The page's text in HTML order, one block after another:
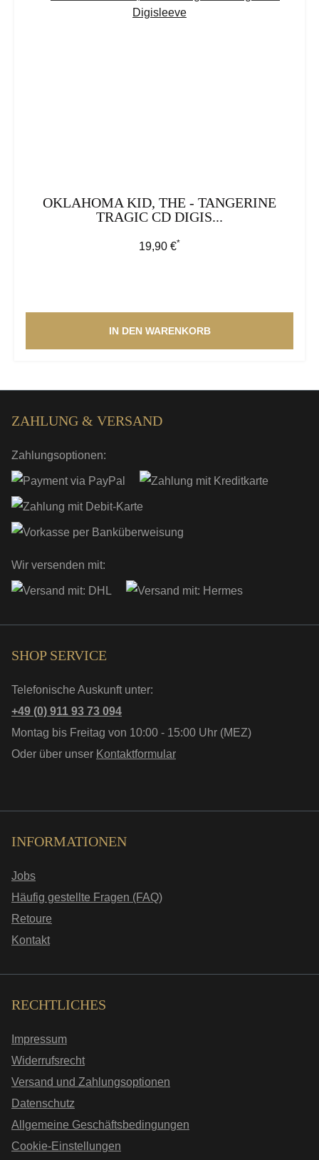
OKLAHOMA KID, THE - TANGERINE
TRAGIC CD DIGIS...
Regulärer Preis:
19,90 €*
IN DEN WARENKORB
ZAHLUNG & VERSAND
Zahlungsoptionen:
Wir versenden mit:
SHOP SERVICE
Telefonische Auskunft unter:
+49 (0) 911 93 73 094
Montag bis Freitag von 10:00 - 15:00 Uhr (MEZ)
Oder über unser Kontaktformular
INFORMATIONEN
Jobs
Häufig gestellte Fragen (FAQ)
Retoure
Kontakt
RECHTLICHES
Impressum
Widerrufsrecht
Versand und Zahlungsoptionen
Datenschutz
Allgemeine Geschäftsbedingungen
Cookie-Einstellungen